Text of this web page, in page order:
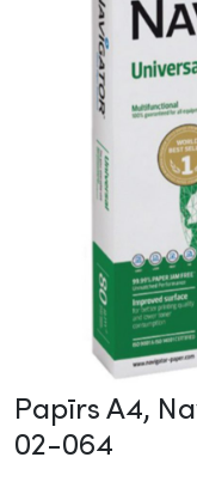
Papīrs A4,
02-064